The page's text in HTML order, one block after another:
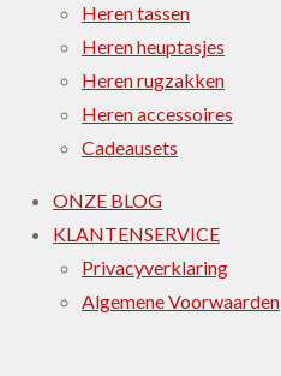
Heren tassen
Heren heuptasjes
Heren rugzakken
Heren accessoires
Cadeausets
ONZE BLOG
KLANTENSERVICE
Privacyverklaring
Algemene Voorwaarden